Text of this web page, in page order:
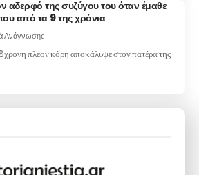
αδερφό της συζύγου του όταν έμαθε
από τα 9 της χρόνια
Ανάγνωσης
πλέον κόρη αποκάλυψε στον πατέρα της